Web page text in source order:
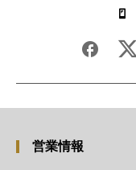
営業情報